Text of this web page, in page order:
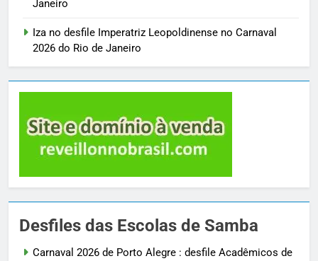
Janeiro
Iza no desfile Imperatriz Leopoldinense no Carnaval
2026 do Rio de Janeiro
Desfiles das Escolas de Samba
Carnaval 2026 de Porto Alegre : desfile Acadêmicos de